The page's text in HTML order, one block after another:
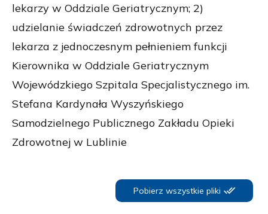
lekarzy w Oddziale Geriatrycznym; 2)
udzielanie świadczeń zdrowotnych przez
lekarza z jednoczesnym pełnieniem funkcji
Kierownika w Oddziale Geriatrycznym
Wojewódzkiego Szpitala Specjalistycznego im.
Stefana Kardynała Wyszyńskiego
Samodzielnego Publicznego Zakładu Opieki
Zdrowotnej w Lublinie
Pobierz wszystkie pliki